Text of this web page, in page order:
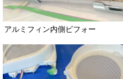
アルミフィン内側ビフォー